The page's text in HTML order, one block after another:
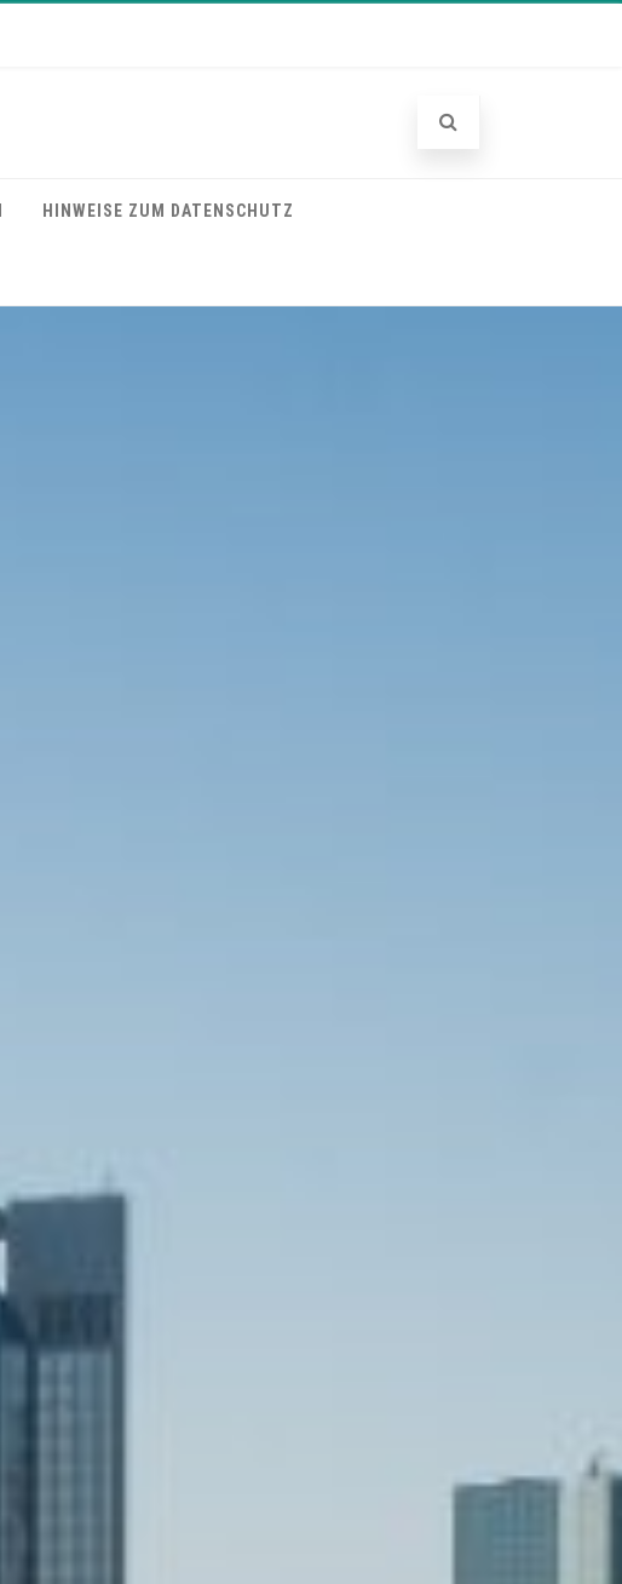
HINWEISE ZUM DATENSCHUTZ